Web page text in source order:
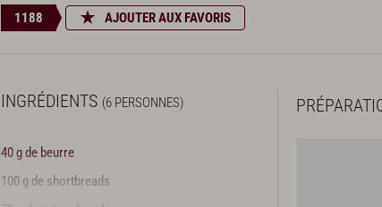
1188 AJOUTER AUX FAVORIS
INGRÉDIENTS (6 PERSONNES)
40 g de beurre
100 g de shortbreads